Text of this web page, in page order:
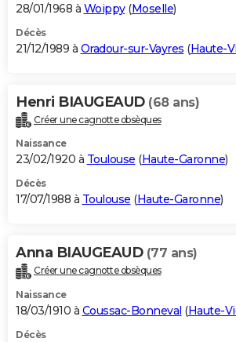
28/01/1968 à Woippy(Moselle)
Décès
21/12/1989 à Oradour-sur-Vayres (Haute-
Henri BIAUGEAUD (68 ans)
Créer une cagnotte obsèques
Naissance
23/02/1920 à Toulouse (Haute-Garonne)
Décès
17/07/1988 à Toulouse (Haute-Garonne)
Anna BIAUGEAUD (77 ans)
Créer une cagnotte obsèques
Naissance
18/03/1910 à Coussac-Bonneval (Haute-
Décès